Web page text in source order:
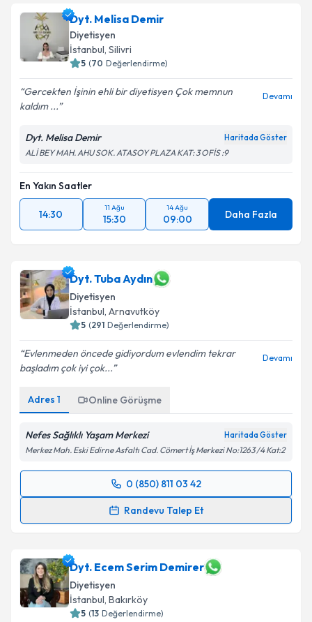
Dyt. Melisa Demir
Diyetisyen
İstanbul, Silivri
5 (70 Değerlendirme)
Gercekten İşinin ehli bir diyetisyen Çok memnun
kaldım ...
Devamı
Dyt. Melisa Demir Haritada Göster
ALİ BEY MAH. AHU SOK. ATASOY PLAZA KAT: 3 OFİS :9
En Yakın Saatler
14:30
11 Ağu
15:30
14 Ağu
09:00 Daha Fazla
Dyt. Tuba Aydın
Diyetisyen
İstanbul, Arnavutköy
5 (291 Değerlendirme)
Evlenmeden öncede gidiyordum evlendim tekrar
başladım çok iyi çok...
Devamı
Adres 1 Online Görüşme
Nefes Sağlıklı Yaşam Merkezi Haritada Göster
Merkez Mah. Eski Edirne Asfaltı Cad. Cömert İş Merkezi No:1263 /4 Kat:2
0 (850) 811 03 42
Randevu Talep Et
Randevu Takvimi Talebi
hazırlandığında e-posta ile bilgilendireceğiz.
E-posta Adresiniz
Dyt. Ecem Serim Demirer
Diyetisyen
İstanbul, Bakırköy
5 (13 Değerlendirme)